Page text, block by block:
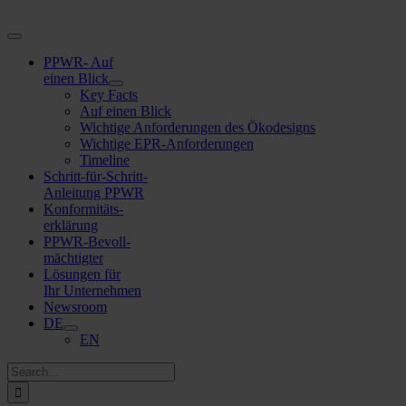
Inhalt
Navigation
umschalten
PPWR- Auf
einen Blick
Key Facts
Auf einen Blick
Wichtige Anforderungen des Ökodesigns
Wichtige EPR-Anforderungen
Timeline
Schritt-für-Schritt-
Anleitung PPWR
Konformitäts-
erklärung
PPWR-Bevoll-
mächtigter
Lösungen für
Ihr Unternehmen
Newsroom
DE
EN
Suche
nach: